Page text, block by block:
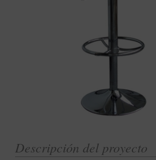
Descripción del proyecto